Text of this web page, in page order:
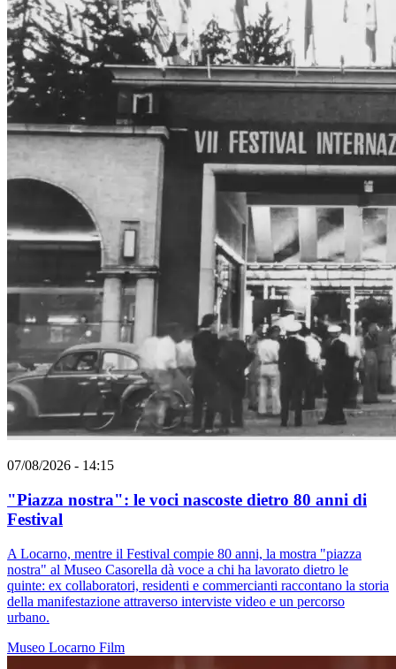
07/08/2026 - 14:15
"Piazza nostra": le voci nascoste dietro 80 anni di
Festival
A Locarno, mentre il Festival compie 80 anni, la mostra "piazza
nostra" al Museo Casorella dà voce a chi ha lavorato dietro le
quinte: ex collaboratori, residenti e commercianti raccontano la storia
della manifestazione attraverso interviste video e un percorso
urbano.
Museo Locarno Film